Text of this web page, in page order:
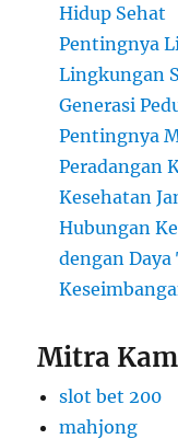
Hidup Sehat
Pentingnya
Lingkungan
Generasi
Pentingnya
Peradangan
Kesehatan
Hubungan
dengan
Mitra
slot bet 200
mahjong